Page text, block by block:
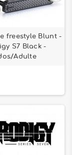
freestyle Blunt -
S7 Black -
Adulte